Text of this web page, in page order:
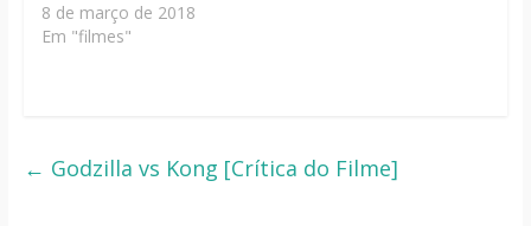
8 de março de 2018
Em "filmes"
← Godzilla vs Kong [Crítica do Filme]